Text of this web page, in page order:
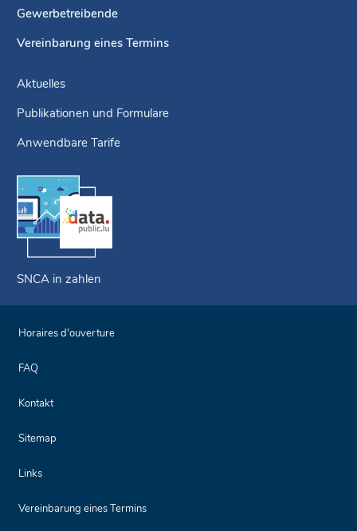
Gewerbetreibende
Vereinbarung eines Termins
Aktuelles
Publikationen und Formulare
Anwendbare Tarife
SNCA in zahlen
Horaires d'ouverture
FAQ
Kontakt
Sitemap
Links
Vereinbarung eines Termins